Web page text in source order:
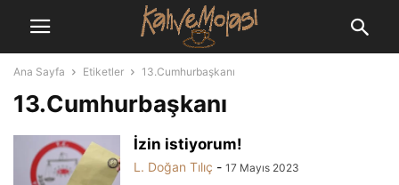
Ana Sayfa Etiketler 13.Cumhurbaşkanı
13.Cumhurbaşkanı
İzin istiyorum!
L. Doğan Tılıç - 17 Mayıs 2023